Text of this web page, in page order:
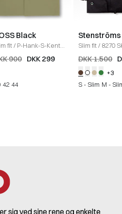
Black
fit/ P-Hank-S-Kent
/ GRØN
900 DKK 299
42 44
Stenströms
Slim fit/ 8270
BRUN
DKK 1.500
+3
S - Slim M -
sig ved sine rene og enkelte